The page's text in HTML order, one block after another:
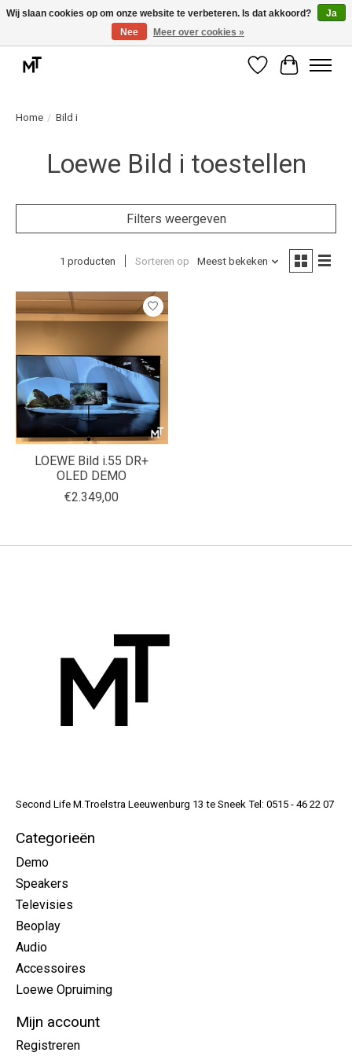
Deskundige installatie of montage nodig? Vraag ons naar de mogelijkheden.
Verlanglijst
Home / Bild i
Loewe Bild i toestellen
Filters weergeven
1 producten Sorteren op Meest bekeken
LOEWE Bild i.55 DR+
OLED DEMO
€2.349,00
Second Life M.Troelstra Leeuwenburg 13 te Sneek Tel: 0515 - 46 22 07
Categorieën
Demo
Speakers
Televisies
Beoplay
Audio
Accessoires
Loewe Opruiming
Mijn account
Registreren
Wij slaan cookies op om onze website te verbeteren. Is dat akkoord?
Ja
Nee
Meer over cookies »